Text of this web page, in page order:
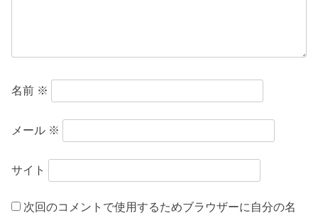
名前 ※
メール ※
サイト
次回のコメントで使用するためブラウザーに自分の名